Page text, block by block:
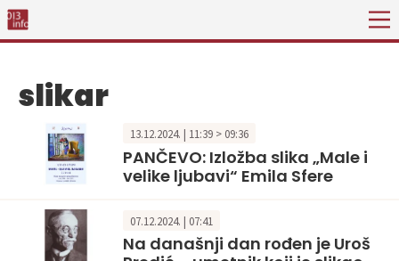
slikar
13.12.2024. | 11:39 > 09:36
PANČEVO: Izložba slika „Male i
velike ljubavi“ Emila Sfere
07.12.2024. | 07:41
Na današnji dan rođen je Uroš